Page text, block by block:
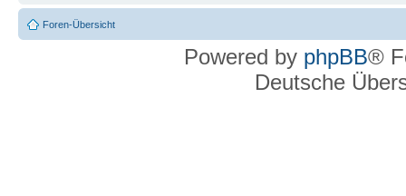
Foren-Übersicht
Powered by phpBB®
Deutsche